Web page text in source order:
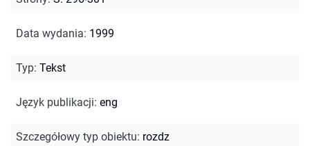
Data wydania: 1999
Typ: Tekst
Język publikacji: eng
Szczegółowy typ obiektu: rozdz